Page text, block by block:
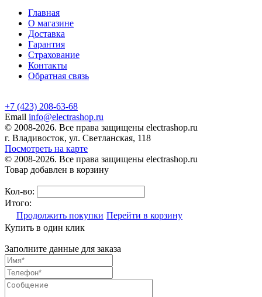
Главная
О магазине
Доставка
Гарантия
Страхование
Контакты
Обратная связь
+7 (423) 208-63-68
Email info@electrashop.ru
© 2008-2026. Все права защищены electrashop.ru
г. Владивосток, ул. Светланская, 118
Посмотреть на карте
© 2008-2026. Все права защищены electrashop.ru
Товар добавлен в корзину
Кол-во:
Итого:
Продолжить покупки Перейти в корзину
Купить в один клик
Заполните данные для заказа